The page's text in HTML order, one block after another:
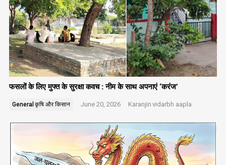
फसलों के लिए मुफ्त के सुरक्षा कवच : नीम के साथ अपनाएं ‘करंज’
General कृषि और किसान June 20, 2026 Karanjin vidarbh aapla